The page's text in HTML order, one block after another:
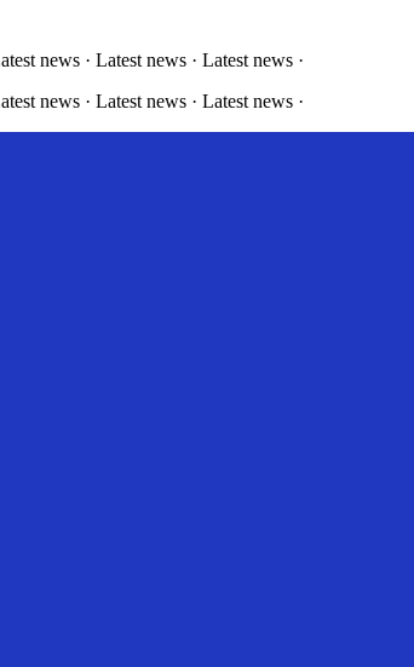
news · Latest news · Latest news ·
news · Latest news · Latest news ·